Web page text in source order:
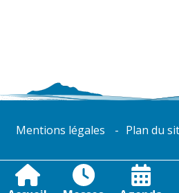
Mentions légales Plan du